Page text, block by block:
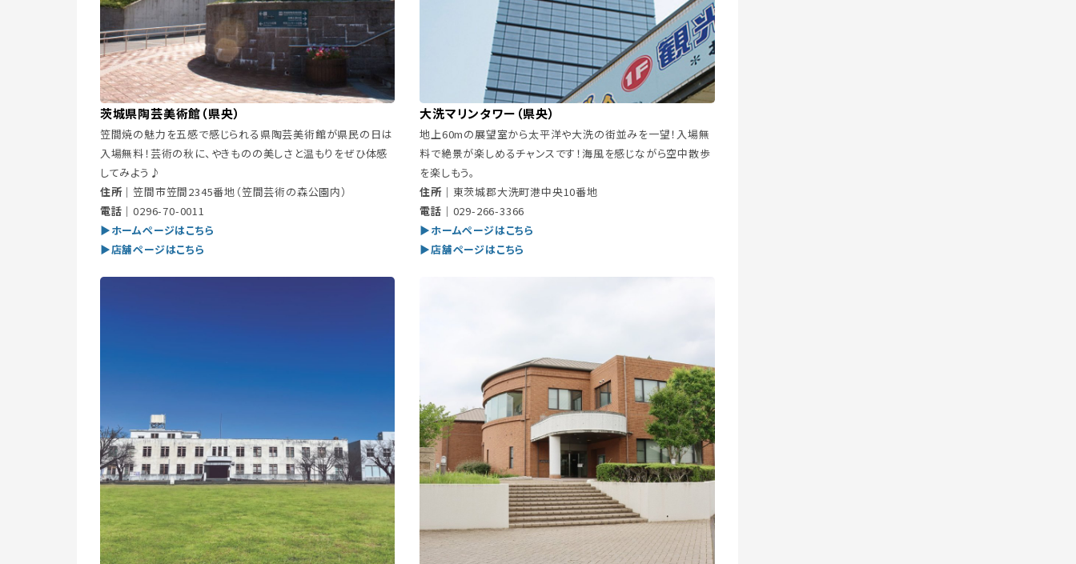
茨城県陶芸美術館（県央）
笠間焼の魅力を五感で感じられる県陶芸美術館が県民の日は
入場無料！芸術の秋に、やきものの美しさと温もりをぜひ体感
してみよう♪
住所｜笠間市笠間2345番地（笠間芸術の森公園内）
電話｜0296-70-0011
▶ホームページはこちら
▶店舗ページはこちら
大洗マリンタワー（県央）
地上60mの展望室から太平洋や大洗の街並みを一望！入場無
料で絶景が楽しめるチャンスです！海風を感じながら空中散歩
を楽しもう。
住所｜ 東茨城郡大洗町港中央10番地
電話｜ 029-266-3366
▶ホームページはこちら
▶店舗ページはこちら